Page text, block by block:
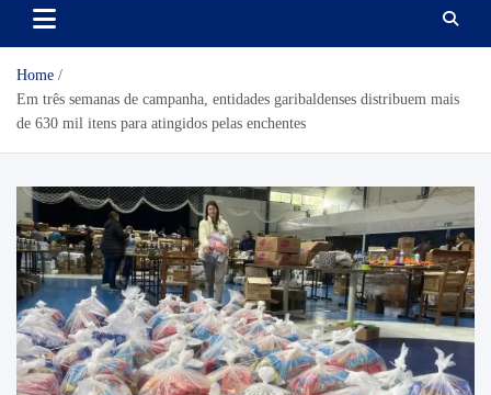
Home
Em três semanas de campanha, entidades garibaldenses distribuem mais
de 630 mil itens para atingidos pelas enchentes